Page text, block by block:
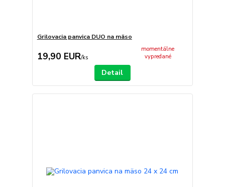
Grilovacia panvica DUO na mäso
19,90 EUR/ks
momentálne
vypredané
Detail